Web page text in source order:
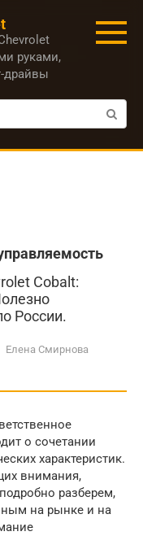
руками,
драйвы
Cobalt:
России.
Елена Смирнова
о сочетании
характеристик.
внимания,
разберем,
на рынке и на